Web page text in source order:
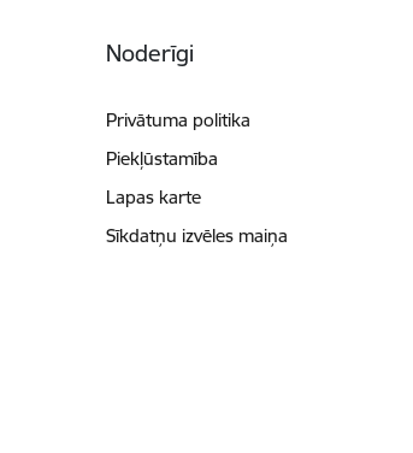
Noderīgi
Privātuma politika
Piekļūstamība
Lapas karte
Sīkdatņu izvēles maiņa